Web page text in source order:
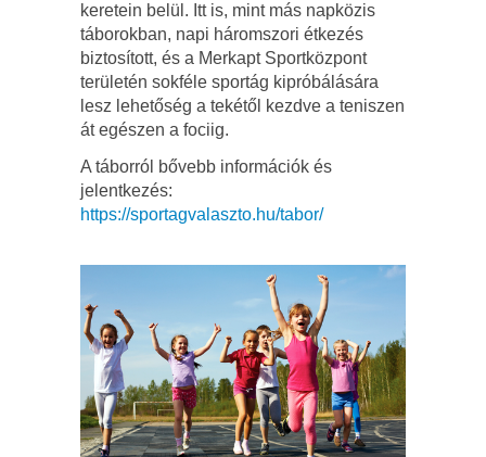
keretein belül. Itt is, mint más napközis
táborokban, napi háromszori étkezés
biztosított, és a Merkapt Sportközpont
területén sokféle sportág kipróbálására
lesz lehetőség a tekétől kezdve a teniszen
át egészen a fociig.
A táborról bővebb információk és
jelentkezés:
https://sportagvalaszto.hu/tabor/